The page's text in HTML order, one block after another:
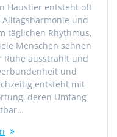
Haustier entsteht oft
und
täglichen Rhythmus,
Menschen sehnen
Ruhe ausstrahlt und
und
entsteht mit
deren Umfang